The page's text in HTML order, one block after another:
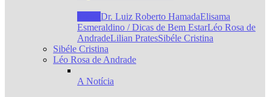
Dr. Luiz Roberto HamadaElisama
Esmeraldino / Dicas de Bem EstarLéo Rosa de
AndradeLilian PratesSibéle Cristina
Sibéle Cristina
Léo Rosa de Andrade
A Notícia